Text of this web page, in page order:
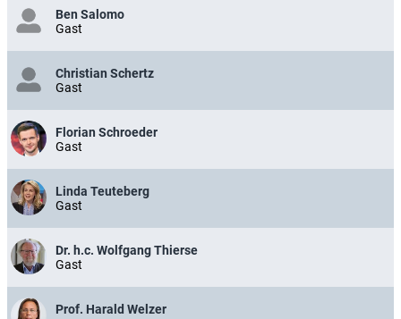
Ben Salomo
Gast
Christian Schertz
Gast
Florian Schroeder
Gast
Linda Teuteberg
Gast
Dr. h.c. Wolfgang Thierse
Gast
Prof. Harald Welzer